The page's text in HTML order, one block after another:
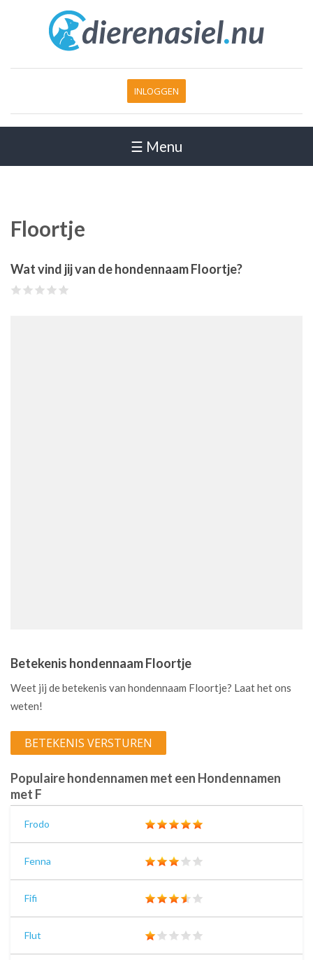
INLOGGEN
☰ Menu
Floortje
Wat vind jij van de hondennaam Floortje?
Betekenis hondennaam Floortje
Weet jij de betekenis van hondennaam Floortje? Laat het ons
weten!
BETEKENIS VERSTUREN
Populaire hondennamen met een Hondennamen
met F
Frodo
Fenna
Fifi
Flut